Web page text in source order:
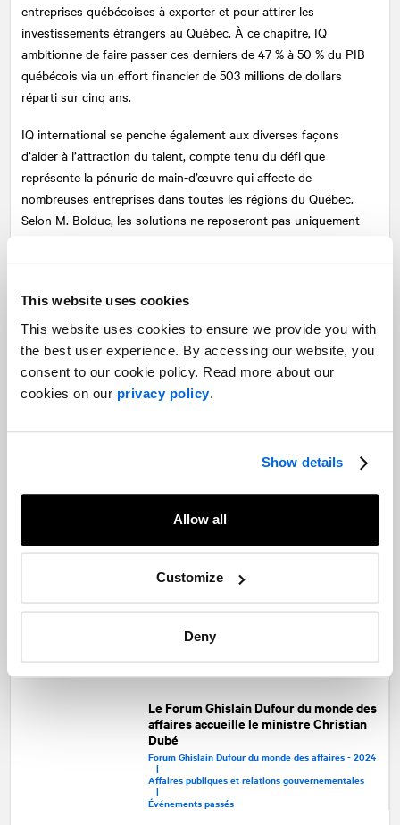
This website uses cookies
This website uses cookies to ensure we provide you with
the best user experience. By accessing our website, you
consent to our cookie policy. Read more about our
cookies on our privacy policy.
Show details
Allow all
Customize
Deny
entreprises québécoises à exporter et pour attirer les
investissements étrangers au Québec. À ce chapitre, IQ
ambitionne de faire passer ces derniers de 47 % à 50 % du PIB
québécois via un effort financier de 503 millions de dollars
réparti sur cinq ans.
IQ international se penche également aux diverses façons
d’aider à l’attraction du talent, compte tenu du défi que
représente la pénurie de main-d’œuvre qui affecte de
nombreuses entreprises dans toutes les régions du Québec.
Selon M. Bolduc, les solutions ne reposeront pas uniquement
l’automatisation et l’informatisation de la production. Les années
Facebook Twitter LinkedIn
l’externe : les parlementaires de retour
mondiale croissante
Affaires publiques et relations gouvernementales
Le Forum Ghislain Dufour du monde des
Boulet
Forum Ghislain Dufour du monde des affaires - 2019
Le Forum Ghislain Dufour du monde des
affaires accueille le ministre Christian
Dubé
Forum Ghislain Dufour du monde des affaires - 2024
|
Affaires publiques et relations gouvernementales
|
Événements passés